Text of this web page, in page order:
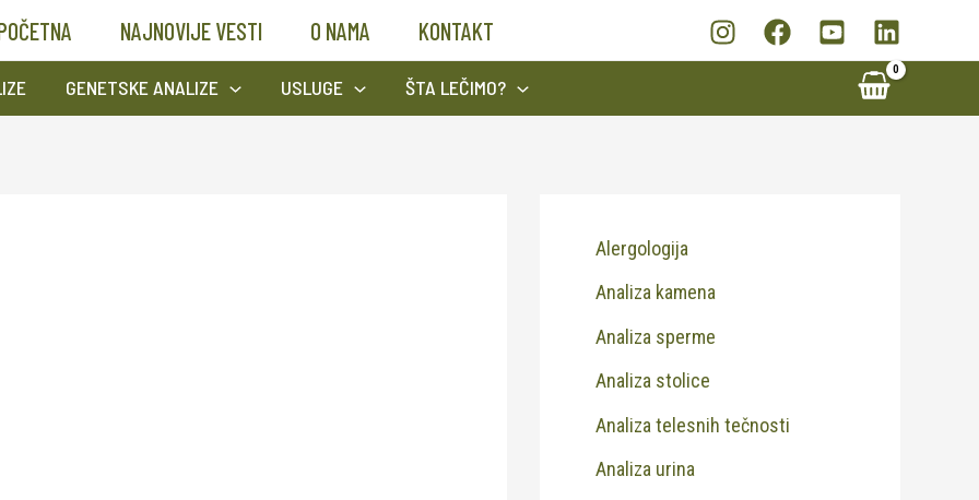
NAJNOVIJE VESTI O NAMA KONTAKT
GENETSKE ANALIZE USLUGE ŠTA LEČIMO?
Alergologija
Analiza kamena
Analiza sperme
Analiza stolice
Analiza telesnih tečnosti
Analiza urina